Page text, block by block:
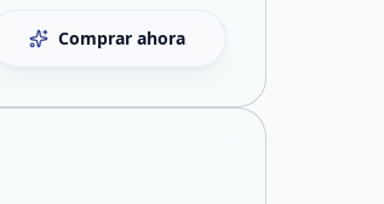
Comprar ahora